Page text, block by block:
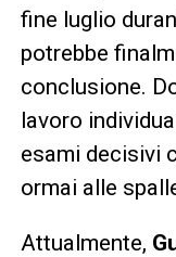
fine luglio
potrebbe
conclusione.
lavoro
esami decisivi
ormai alle
Attualmente,